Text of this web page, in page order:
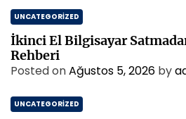
UNCATEGORIZED
İkinci El Bilgisayar
Rehberi
Posted onAğustos 5, 2026 by
UNCATEGORIZED